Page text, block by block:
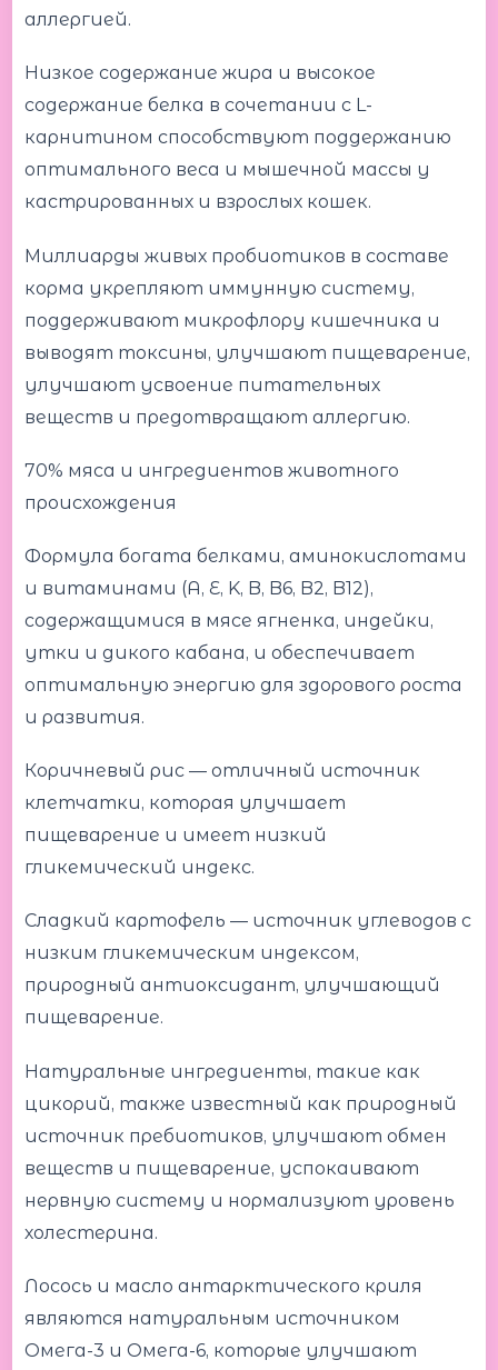
аллергией.
Низкое содержание жира и высокое
содержание белка в сочетании с L-
карнитином способствуют поддержанию
оптимального веса и мышечной массы у
кастрированных и взрослых кошек.
Миллиарды живых пробиотиков в составе
корма укрепляют иммунную систему,
поддерживают микрофлору кишечника и
выводят токсины, улучшают пищеварение,
улучшают усвоение питательных
веществ и предотвращают аллергию.
70% мяса и ингредиентов животного
происхождения
Формула богата белками, аминокислотами
и витаминами (A, E, K, B, B6, B2, B12),
содержащимися в мясе ягненка, индейки,
утки и дикого кабана, и обеспечивает
оптимальную энергию для здорового роста
и развития.
Коричневый рис — отличный источник
клетчатки, которая улучшает
пищеварение и имеет низкий
гликемический индекс.
Сладкий картофель — источник углеводов с
низким гликемическим индексом,
природный антиоксидант, улучшающий
пищеварение.
Натуральные ингредиенты, такие как
цикорий, также известный как природный
источник пребиотиков, улучшают обмен
веществ и пищеварение, успокаивают
нервную систему и нормализуют уровень
холестерина.
Лосось и масло антарктического криля
являются натуральным источником
Омега-3 и Омега-6, которые улучшают